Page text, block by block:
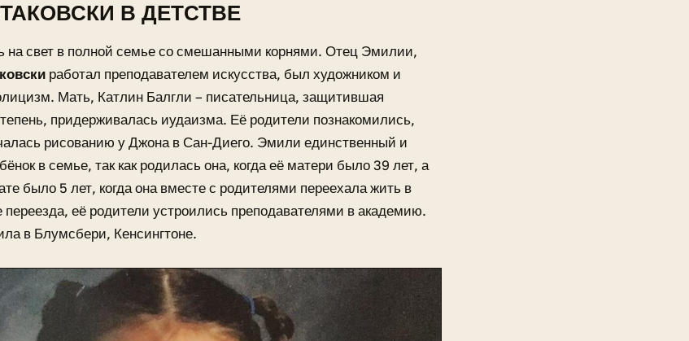
В ДЕТСТВЕ
на свет в полной семье со смешанными корнями. Отец Эмилии,
работал преподавателем искусства, был художником и
Мать, Катлин Балгли – писательница, защитившая
придерживалась иудаизма. Её родители познакомились,
рисованию у Джона в Сан-Диего. Эмили единственный и
в семье, так как родилась она, когда её матери было 39 лет, а
было 5 лет, когда она вместе с родителями переехала жить в
её родители устроились преподавателями в академию.
в Блумсбери, Кенсингтоне.